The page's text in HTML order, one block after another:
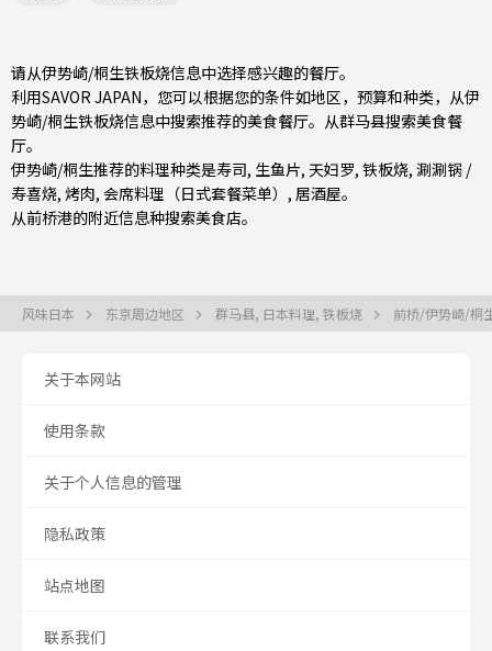
请从伊势崎/桐生铁板烧信息中选择感兴趣的餐厅。
利用SAVOR JAPAN，您可以根据您的条件如地区，预算和种类，从伊
势崎/桐生铁板烧信息中搜索推荐的美食餐厅。从群马县搜索美食餐
厅。
伊势崎/桐生推荐的料理种类是寿司, 生鱼片, 天妇罗, 铁板烧, 涮涮锅 /
寿喜烧, 烤肉, 会席料理（日式套餐菜单） , 居酒屋。
从前桥港的附近信息种搜索美食店。
风味日本 东京周边地区 群马县, 日本料理, 铁板烧 前桥/伊势崎/桐
关于本网站
使用条款
关于个人信息的管理
隐私政策
站点地图
联系我们